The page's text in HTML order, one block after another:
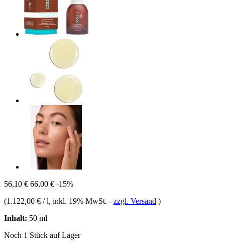
56,10 € 66,00 € -15%
(1.122,00 € / l, inkl. 19% MwSt. - zzgl. Versand )
Inhalt: 50 ml
Noch 1 Stück auf Lager